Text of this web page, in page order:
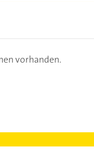
vorhanden.